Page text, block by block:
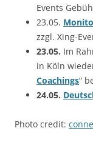
Events
23.05.
zzgl. Xing-
23.05. Im
in Köln
Coachings“
24.05.
Photo credit: